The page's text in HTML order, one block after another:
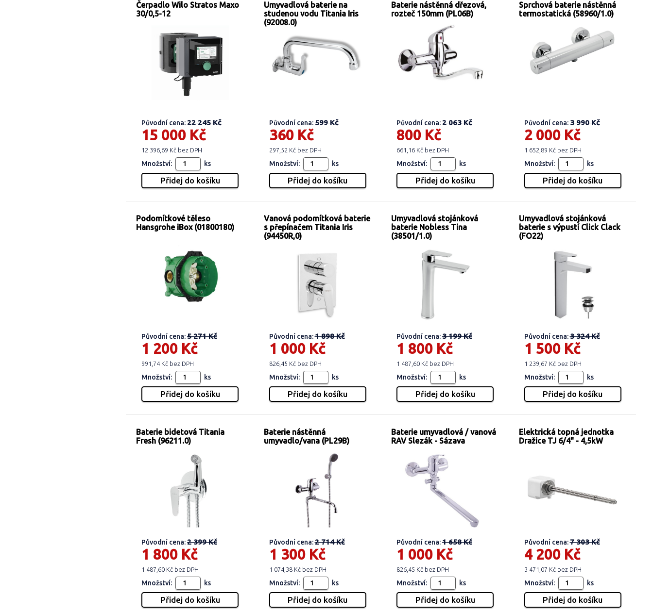
Čerpadlo Wilo Stratos Maxo
30/0,5-12
Původní cena:22 245 Kč
15 000 Kč
12 396,69 Kč bez DPH
Množství: ks
Umyvadlová baterie na
studenou vodu Titania Iris
(92008.0)
Původní cena:599 Kč
360 Kč
297,52 Kč bez DPH
Množství: ks
Baterie nástěnná dřezová,
rozteč 150mm (PL06B)
Původní cena:2 063 Kč
800 Kč
661,16 Kč bez DPH
Množství: ks
Sprchová baterie nástěnná
termostatická (58960/1.0)
Původní cena:3 990 Kč
2 000 Kč
1 652,89 Kč bez DPH
Množství: ks
Podomítkové těleso
Hansgrohe iBox (01800180)
Původní cena:5 271 Kč
1 200 Kč
991,74 Kč bez DPH
Množství: ks
Vanová podomítková baterie
s přepínačem Titania Iris
(94450R,0)
Původní cena:1 898 Kč
1 000 Kč
826,45 Kč bez DPH
Množství: ks
Umyvadlová stojánková
baterie Nobless Tina
(38501/1.0)
Původní cena:3 199 Kč
1 800 Kč
1 487,60 Kč bez DPH
Množství: ks
Umyvadlová stojánková
baterie s výpustí Click Clack
(FO22)
Původní cena:3 324 Kč
1 500 Kč
1 239,67 Kč bez DPH
Množství: ks
Baterie bidetová Titania
Fresh (96211.0)
Původní cena:2 399 Kč
1 800 Kč
1 487,60 Kč bez DPH
Množství: ks
Baterie nástěnná
umyvadlo/vana (PL29B)
Původní cena:2 714 Kč
1 300 Kč
1 074,38 Kč bez DPH
Množství: ks
Baterie umyvadlová / vanová
RAV Slezák - Sázava
Původní cena:1 658 Kč
1 000 Kč
826,45 Kč bez DPH
Množství: ks
Elektrická topná jednotka
Dražice TJ 6/4" - 4,5kW
Původní cena:7 303 Kč
4 200 Kč
3 471,07 Kč bez DPH
Množství: ks